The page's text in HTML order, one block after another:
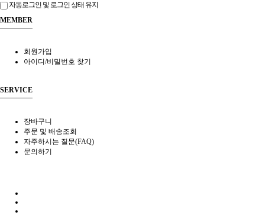
자동로그인 및 로그인 상태 유지
MEMBER
회원가입
아이디/비밀번호 찾기
SERVICE
장바구니
주문 및 배송조회
자주하시는 질문(FAQ)
문의하기